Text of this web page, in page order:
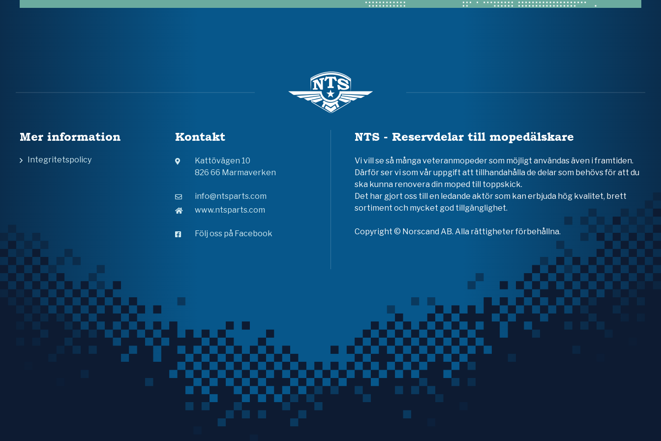
Mer information
Integritetspolicy
Kontakt
Kattövägen 10
826 66 Marmaverken
info@ntsparts.com
www.ntsparts.com
Följ oss på Facebook
NTS - Reservdelar till mopedälskare
Vi vill se så många veteranmopeder som möjligt användas även i framtiden.
Därför ser vi som vår uppgift att tillhandahålla de delar som behövs för att du
ska kunna renovera din moped till toppskick.
Det har gjort oss till en ledande aktör som kan erbjuda hög kvalitet, brett
sortiment och mycket god tillgänglighet.
Copyright © Norscand AB. Alla rättigheter förbehållna.